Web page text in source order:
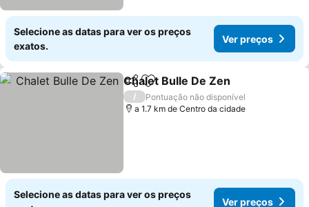
Selecione as datas para ver os preços
exatos.
Ver preços
PartilharAdicionar aos favoritos
Chalet Bulle De Zen
/
Pontuação não disponível
a 1.7 km de Centro da cidade
Selecione as datas para ver os preços
Ver preços